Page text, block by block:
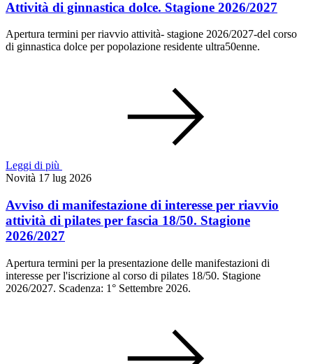
Attività di ginnastica dolce. Stagione 2026/2027
Apertura termini per riavvio attività- stagione 2026/2027-del corso
di ginnastica dolce per popolazione residente ultra50enne.
Leggi di più
Novità 17 lug 2026
Avviso di manifestazione di interesse per riavvio
attività di pilates per fascia 18/50. Stagione
2026/2027
Apertura termini per la presentazione delle manifestazioni di
interesse per l'iscrizione al corso di pilates 18/50. Stagione
2026/2027. Scadenza: 1° Settembre 2026.